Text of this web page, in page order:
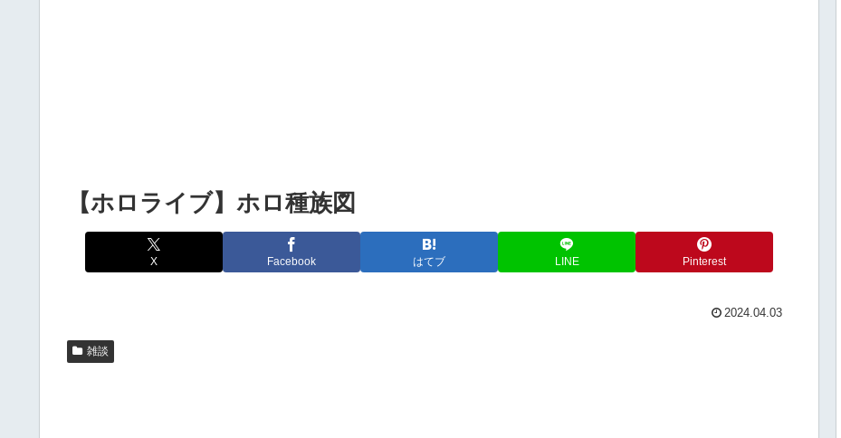
【ホロライブ】ホロ種族図
X Facebook はてブ LINE Pinterest
2024.04.03
雑談